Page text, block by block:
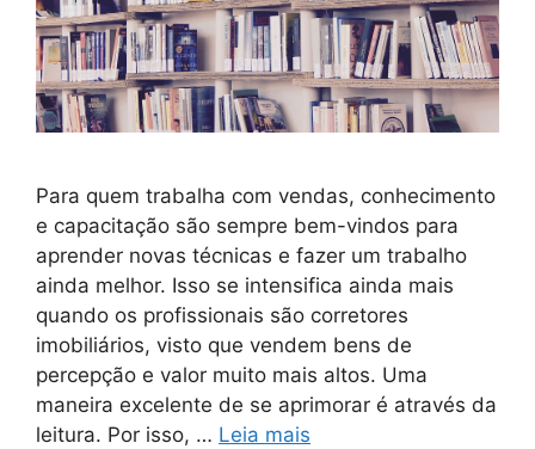
Para quem trabalha com vendas, conhecimento
e capacitação são sempre bem-vindos para
aprender novas técnicas e fazer um trabalho
ainda melhor. Isso se intensifica ainda mais
quando os profissionais são corretores
imobiliários, visto que vendem bens de
percepção e valor muito mais altos. Uma
maneira excelente de se aprimorar é através da
leitura. Por isso, … Leia mais